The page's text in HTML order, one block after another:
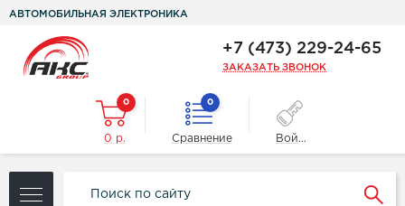
АВТОМОБИЛЬНАЯ ЭЛЕКТРОНИКА
+7 (473) 229-24-65
ЗАКАЗАТЬ ЗВОНОК
0
0 р.
0
Сравнение Войти